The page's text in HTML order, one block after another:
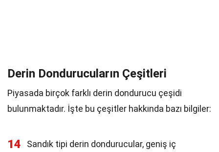
Derin Dondurucuların Çeşitleri
Piyasada birçok farklı derin dondurucu çeşidi
bulunmaktadır. İşte bu çeşitler hakkında bazı bilgiler:
14
Sandık tipi derin dondurucular, geniş iç